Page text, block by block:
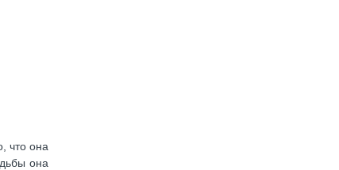
что она
она